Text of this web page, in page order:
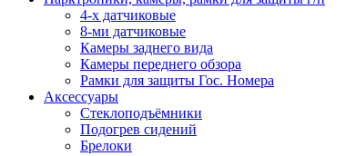
4-х датчиковые
8-ми датчиковые
Камеры заднего вида
Камеры переднего обзора
Рамки для защиты Гос. Номера
Аксессуары
Стеклоподъёмники
Подогрев сидений
Брелоки